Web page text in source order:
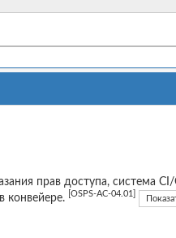
прав доступа, система
конвейере.
[OSPS-AC-04.01]